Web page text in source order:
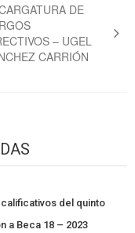
DE
– UGEL
CARRIÓN
del quinto
a Beca 18 – 2023